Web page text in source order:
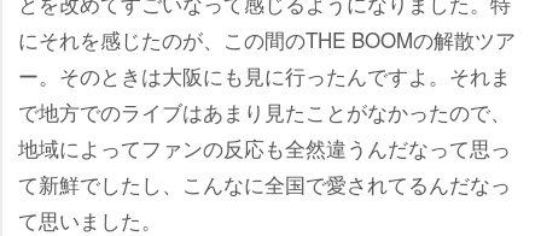
にそれを感じたのが、この間のTHE BOOMの解散ツア
ー。そのときは大阪にも見に行ったんですよ。それま
で地方でのライブはあまり見たことがなかったので、
地域によってファンの反応も全然違うんだなって思っ
て新鮮でしたし、こんなに全国で愛されてるんだなっ
て思いました。